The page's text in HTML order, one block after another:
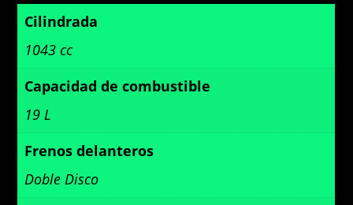
Cilindrada
1043 cc
Capacidad de combustible
19 L
Frenos delanteros
Doble Disco